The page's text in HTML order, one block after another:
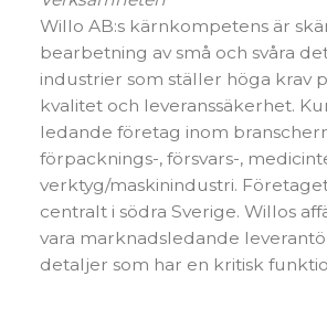
Willo AB:s kärnkompetens är
bearbetning av små och svåra
industrier som ställer höga krav
kvalitet och leveranssäkerhet.
ledande företag inom
förpacknings-, försvars-,
verktyg/maskinindustri.
centralt i södra Sverige. Willos
vara marknadsledande
detaljer som har en kritisk